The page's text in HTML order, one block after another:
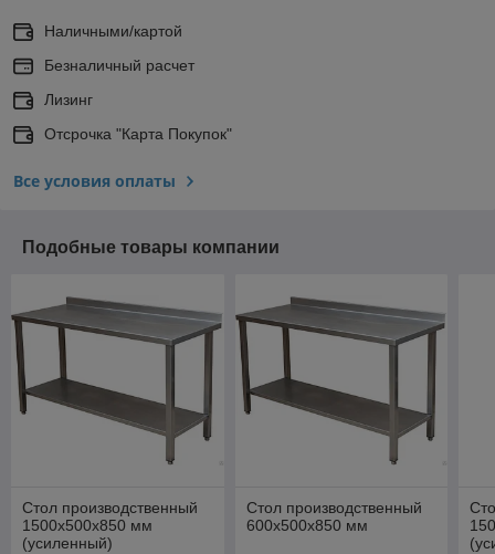
Наличными/картой
Безналичный расчет
Лизинг
Отсрочка "Карта Покупок"
Все условия оплаты
Подобные товары компании
Стол производственный
1500х500х850 мм
(усиленный)
Стол производственный
600х500х850 мм